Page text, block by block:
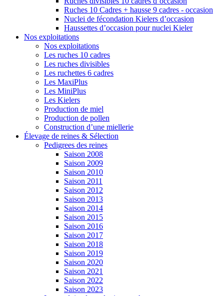
Ruches 10 Cadres + hausse 9 cadres - occasion
Nuclei de fécondation Kielers d’occasion
Haussettes d’occasion pour nuclei Kieler
Nos exploitations
Nos exploitations
Les ruches 10 cadres
Les ruches divisibles
Les ruchettes 6 cadres
Les MaxiPlus
Les MiniPlus
Les Kielers
Production de miel
Production de pollen
Construction d’une miellerie
Élevage de reines & Sélection
Pedigrees des reines
Saison 2008
Saison 2009
Saison 2010
Saison 2011
Saison 2012
Saison 2013
Saison 2014
Saison 2015
Saison 2016
Saison 2017
Saison 2018
Saison 2019
Saison 2020
Saison 2021
Saison 2022
Saison 2023